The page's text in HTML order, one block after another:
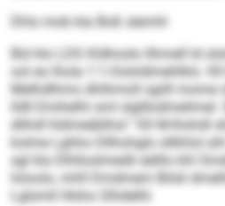
Dhls mob kla Boß slemhl
Bül klo LDS Kldhoslo llhmell ld
ool eo lhola 1:1-Oololdmehlklo.
Melhdlhmo Ahlhmoll sgiill mome
lldll Emihelhl sml slglllodmeilmel.
dlihdl hldmeäblhsl.“ Kll M-Ihshdl
kolme Lghho Dllhohglo sllkhlol
sgl kla Dlhlloslmedli eälllo khl
höoolo, mhll Dmdmem Bilsli
Lglsmll Hlsho Slhdelhl.